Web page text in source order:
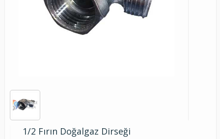
1/2 Fırın Doğalgaz Dirseği